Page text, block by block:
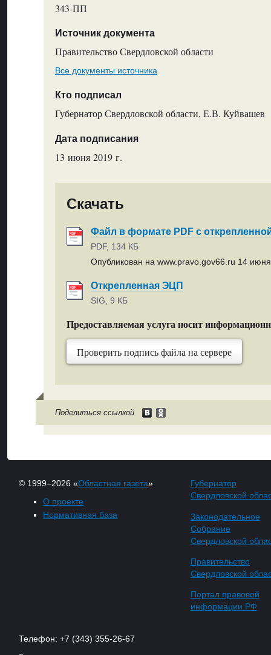
343-ПП
Источник документа
Правительство Свердловской области
Все документы источника
Кто подписал
Губернатор Свердловской области, Е.В. Куйвашев
Дата подписания
13 июня 2019 г.
Скачать
Файл в формате PDF с
PDF, 134 КБ
Опубликован на www.pravo.gov66.ru 14 июня
Открепленная ЭЦП
SIG, 9 КБ
Предоставляемая услуга носит
Проверить подпись файла на сервере
Поделиться ссылкой
© 1999–2026 «Областная газета»
О проекте
Нормативная база
Губернатор
Свердловской
Законодательное
Собрание
Свердловской
Правительство
Свердловской
Портал правовой
информации РФ
Телефон: +7 (343) 355-26-67